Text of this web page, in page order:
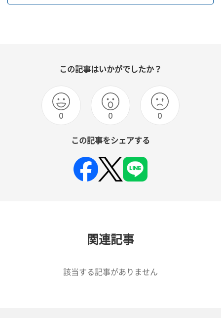
この記事はいかがでしたか？
0 0 0
この記事をシェアする
関連記事
該当する記事がありません